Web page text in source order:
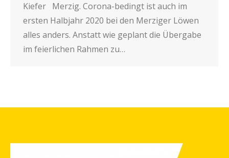
Kiefer Merzig. Corona-bedingt ist auch im
ersten Halbjahr 2020 bei den Merziger Löwen
alles anders. Anstatt wie geplant die Übergabe
im feierlichen Rahmen zu…